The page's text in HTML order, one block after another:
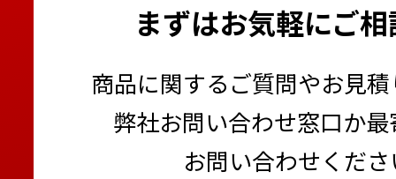
まずはお気軽にご
商品に関するご質問やお見
弊社お問い合わせ窓口か
お問い合わせくだ